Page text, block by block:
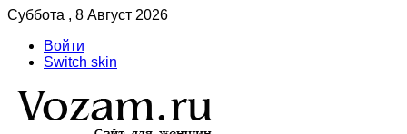
Суббота , 8 Август 2026
Войти
Switch skin